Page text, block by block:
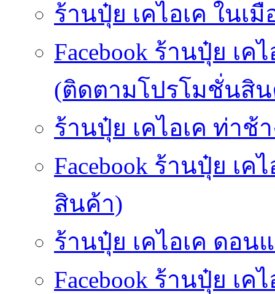
ร้านปุ๋ย เคไอเค ในเ
Facebook ร้านปุ๋ย เค
(ติดตามโปรโมชั่นสิ
ร้านปุ๋ย เคไอเค ท่าช้
Facebook ร้านปุ๋ย เ
สินค้า)
ร้านปุ๋ย เคไอเค ดอ
Facebook ร้านปุ๋ย เ